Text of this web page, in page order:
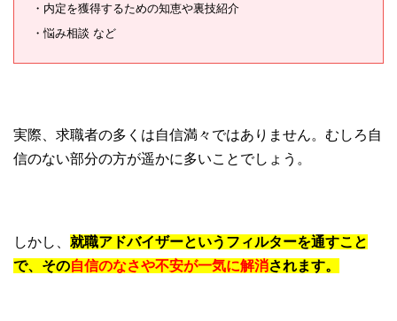
・内定を獲得するための知恵や裏技紹介
・悩み相談 など
実際、求職者の多くは自信満々ではありません。むしろ自
信のない部分の方が遥かに多いことでしょう。
しかし、 就職アドバイザーというフィルターを通すこと
で、その自信のなさや不安が一気に解消されます。